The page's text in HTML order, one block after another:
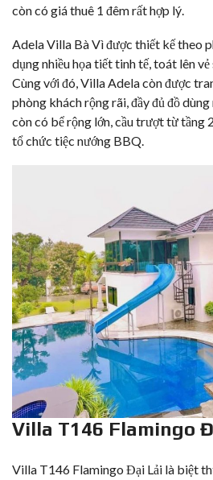
còn có giá thuê 1 đêm rất hợp lý.
Adela Villa Bà Vì được thiết kế theo
dụng nhiều họa tiết tinh tế, toát lên
Cùng với đó, Villa Adela còn được
phòng khách rộng rãi, đầy đủ đồ
còn có bể rộng lớn, cầu trượt từ tầng
tổ chức tiệc nướng BBQ.
Villa T146 Flamingo
Villa T146 Flamingo Đại Lải là biệt